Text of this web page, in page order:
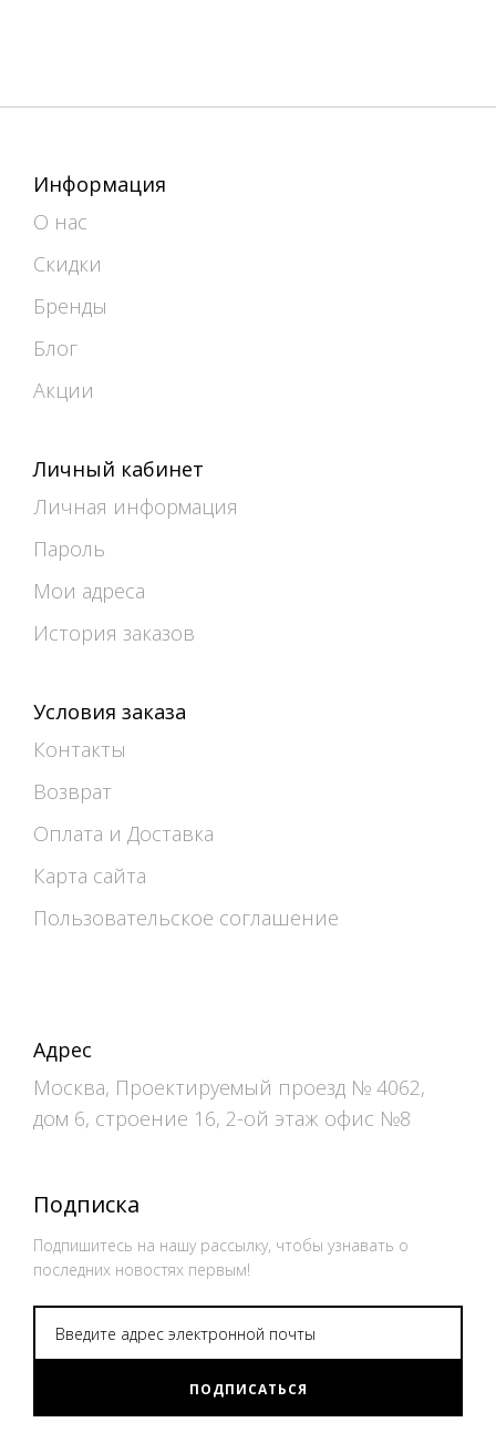
Информация
О нас
Скидки
Бренды
Блог
Акции
Личный кабинет
Личная информация
Пароль
Мои адреса
История заказов
Условия заказа
Контакты
Возврат
Оплата и Доставка
Карта сайта
Пользовательское соглашение
Адрес
Москва, Проектируемый проезд № 4062,
дом 6, строение 16, 2-ой этаж офис №8
Подписка
Подпишитесь на нашу рассылку, чтобы узнавать о
последних новостях первым!
ПОДПИСАТЬСЯ